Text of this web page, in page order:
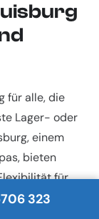
für alle, die
Lager- oder
einem
bieten
für
als mobile
323